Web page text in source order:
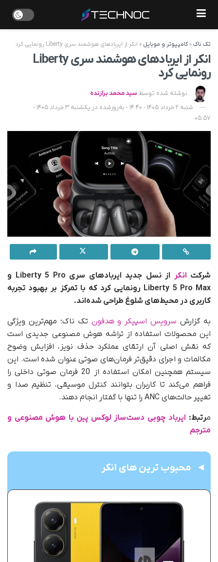
تک ناک»کامپیوتر و موبایل » انکر از ایربادهای هوشمند سری Liberty رونمایی کرد
انکر از ایربادهای هوشمند سری Liberty
رونمایی کرد
نوشته شده توسط سید محمد برازنده
شنبه 2 خرداد 1405 - 14:40 - به‌روزشده در یکشنبه 3 خرداد 1405 -
05:57
شرکت انکر
از نسل جدید ایربادهای سری Liberty 5 Pro و
Liberty 5 Pro Max رونمایی کرد که با تمرکز بر بهبود تجربه
کاربری در محیط‌های شلوغ طراحی شده‌اند.
به گزارش سرویس اسپیکر و هدفون تک ناک؛ مهم‌ترین ویژگی
این محصولات استفاده از تراشه هوش مصنوعی جدیدی است
که نقش اصلی آن ارتقای عملکرد حذف نویز، افزایش وضوح
مکالمات و اجرای دقیق‌تر فرمان‌های صوتی عنوان شده است. این
سیستم همچنین امکان استفاده از 20 فرمان صوتی داخلی را
فراهم می‌کند تا کاربران بتوانند کنترل موسیقی، تنظیم صدا و
تغییر حالت‌های ANC را تنها با گفتار انجام دهند.
مرتبط: ایرباد چوبی دست‌ساز لوکس پین با هوش مصنوعی و
مترجم
محبوب ترین های انکر